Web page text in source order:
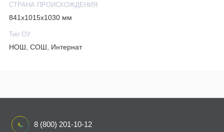
СТРАНА ПРОИСХОЖДЕНИЯ
841х1015х1030 мм
Тип ОУ
НОШ, СОШ, Интернат
8 (800) 201-10-12